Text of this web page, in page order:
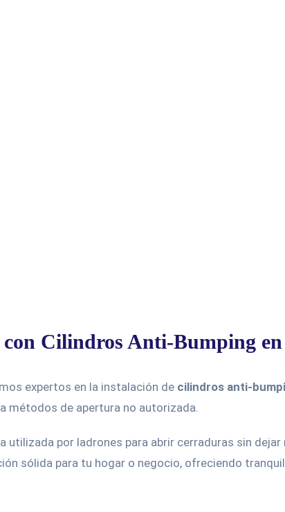
con Cilindros Anti-Bumping
expertos en la instalación de cilindros anti-
métodos de apertura no autorizada.
utilizada por ladrones para abrir cerraduras sin
sólida para tu hogar o negocio, ofreciendo